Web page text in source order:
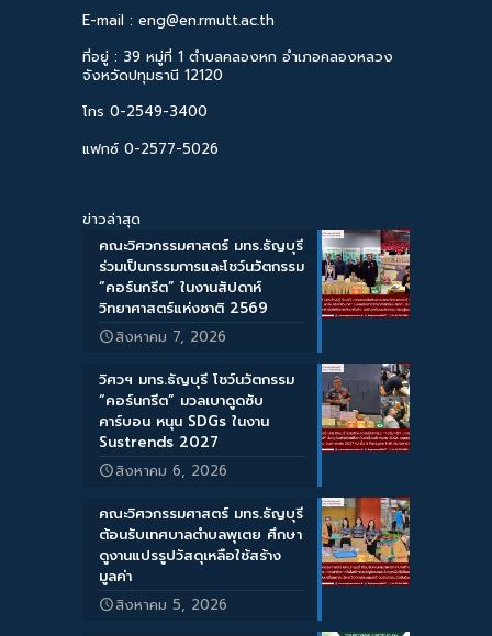
E-mail : eng@en.rmutt.ac.th
ที่อยู่ : 39 หมู่ที่ 1 ตำบลคลองหก อำเภอคลองหลวง
จังหวัดปทุมธานี 12120
โทร 0-2549-3400
แฟกซ์ 0-2577-5026
ข่าวล่าสุด
คณะวิศวกรรมศาสตร์ มทร.ธัญบุรี
ร่วมเป็นกรรมการและโชว์นวัตกรรม
“คอร์นกรีต” ในงานสัปดาห์
วิทยาศาสตร์แห่งชาติ 2569
สิงหาคม 7, 2026
วิศวฯ มทร.ธัญบุรี โชว์นวัตกรรม
“คอร์นกรีต” มวลเบาดูดซับ
คาร์บอน หนุน SDGs ในงาน
Sustrends 2027
สิงหาคม 6, 2026
คณะวิศวกรรมศาสตร์ มทร.ธัญบุรี
ต้อนรับเทศบาลตำบลพุเตย ศึกษา
ดูงานแปรรูปวัสดุเหลือใช้สร้าง
มูลค่า
สิงหาคม 5, 2026